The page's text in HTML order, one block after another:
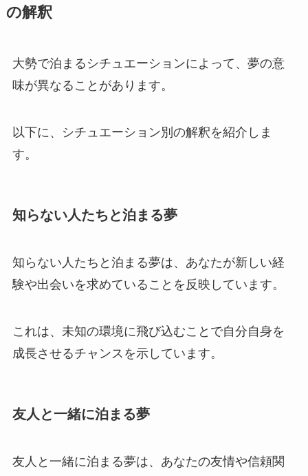
の解釈
大勢で泊まるシチュエーションによって、夢の意
味が異なることがあります。
以下に、シチュエーション別の解釈を紹介しま
す。
知らない人たちと泊まる夢
知らない人たちと泊まる夢は、あなたが新しい経
験や出会いを求めていることを反映しています。
これは、未知の環境に飛び込むことで自分自身を
成長させるチャンスを示しています。
友人と一緒に泊まる夢
友人と一緒に泊まる夢は、あなたの友情や信頼関